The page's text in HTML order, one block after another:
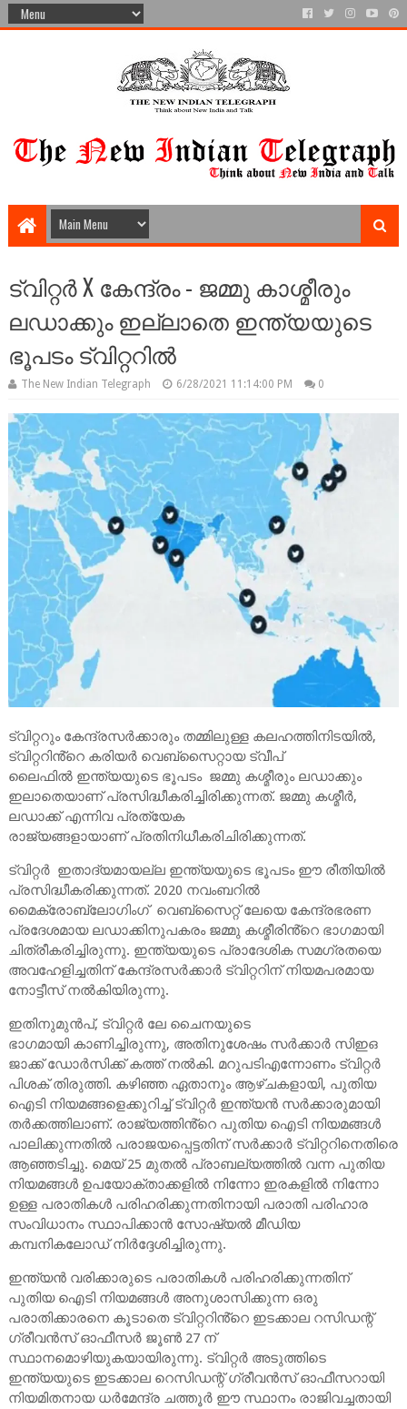
ട്വിറ്റർ X കേന്ദ്രം - ജമ്മു കാശ്മീരും
ലഡാക്കും ഇല്ലാതെ ഇന്ത്യയുടെ
ഭൂപടം ട്വിറ്ററിൽ
The New Indian Telegraph 6/28/2021 11:14:00 PM 0
ട്വിറ്ററും കേന്ദ്രസർക്കാരും തമ്മിലുള്ള കലഹത്തിനിടയിൽ,
ട്വിറ്ററിൻ്റെ കരിയർ വെബ്‌സൈറ്റായ ട്വീപ്
ലൈഫിൽ ഇന്ത്യയുടെ ഭൂപടം ജമ്മു കശ്മീരും ലഡാക്കും
ഇലാതെയാണ് പ്രസിദ്ധീകരിച്ചിരിക്കുന്നത്. ജമ്മു കശ്മീർ,
ലഡാക്ക് എന്നിവ പ്രത്യേക
രാജ്യങ്ങളായാണ് പ്രതിനിധീകരിചിരിക്കുന്നത്.
ട്വിറ്റർ ഇതാദ്യമായല്ല ഇന്ത്യയുടെ ഭൂപടം ഈ രീതിയിൽ
പ്രസിദ്ധീകരിക്കുന്നത്. 2020 നവംബറിൽ
മൈക്രോബ്ലോഗിംഗ് വെബ്‌സൈറ്റ് ലേയെ കേന്ദ്രഭരണ
പ്രദേശമായ ലഡാക്കിനുപകരം ജമ്മു കശ്മീരിൻ്റെ ഭാഗമായി
ചിത്രീകരിച്ചിരുന്നു. ഇന്ത്യയുടെ പ്രാദേശിക സമഗ്രതയെ
അവഹേളിച്ചതിന് കേന്ദ്രസർക്കാർ ട്വിറ്ററിന് നിയമപരമായ
നോട്ടീസ് നൽകിയിരുന്നു.
ഇതിനുമുൻപ്, ട്വിറ്റർ ലേ ചൈനയുടെ
ഭാഗമായി കാണിച്ചിരുന്നു, അതിനുശേഷം സർക്കാർ സിഇഒ
ജാക്ക് ഡോർസിക്ക് കത്ത് നൽകി. മറുപടിഎന്നോണം ട്വിറ്റർ
പിശക് തിരുത്തി. കഴിഞ്ഞ ഏതാനും ആഴ്ചകളായി, പുതിയ
ഐടി നിയമങ്ങളെക്കുറിച്ച് ട്വിറ്റർ ഇന്ത്യൻ സർക്കാരുമായി
തർക്കത്തിലാണ്. രാജ്യത്തിൻ്റെ പുതിയ ഐടി നിയമങ്ങൾ
പാലിക്കുന്നതിൽ പരാജയപ്പെട്ടതിന് സർക്കാർ ട്വിറ്ററിനെതിരെ
ആഞ്ഞടിച്ചു. മെയ് 25 മുതൽ പ്രാബല്യത്തിൽ വന്ന പുതിയ
നിയമങ്ങൾ ഉപയോക്താക്കളിൽ നിന്നോ ഇരകളിൽ നിന്നോ
ഉള്ള പരാതികൾ പരിഹരിക്കുന്നതിനായി പരാതി പരിഹാര
സംവിധാനം സ്ഥാപിക്കാൻ സോഷ്യൽ മീഡിയ
കമ്പനികലോഡ് നിർദ്ദേശിച്ചിരുന്നു.
ഇന്ത്യൻ വരിക്കാരുടെ പരാതികൾ പരിഹരിക്കുന്നതിന്
പുതിയ ഐടി നിയമങ്ങൾ അനുശാസിക്കുന്ന ഒരു
പരാതിക്കാരനെ കൂടാതെ ട്വിറ്ററിൻ്റെ ഇടക്കാല റസിഡന്റ്
ഗ്രീവൻസ് ഓഫീസർ ജൂൺ 27 ന്
സ്ഥാനമൊഴിയുകയായിരുന്നു. ട്വിറ്റർ അടുത്തിടെ
ഇന്ത്യയുടെ ഇടക്കാല റെസിഡന്റ് ഗ്രീവൻസ് ഓഫീസറായി
നിയമിതനായ ധർമേന്ദ്ര ചത്തൂർ ഈ സ്ഥാനം രാജിവച്ചതായി